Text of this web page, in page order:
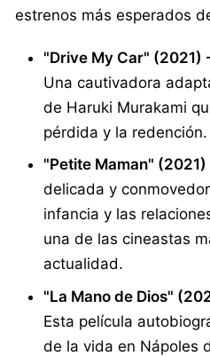
estrenos más esperados
"Drive My Car" (2021)
Una cautivadora
de Haruki Murakami
pérdida y la redención.
"Petite Maman"
delicada y
infancia y las
una de las cineastas
actualidad.
"La Mano de Dios"
Esta película
de la vida en Nápoles